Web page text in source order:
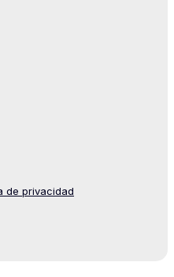
de privacidad